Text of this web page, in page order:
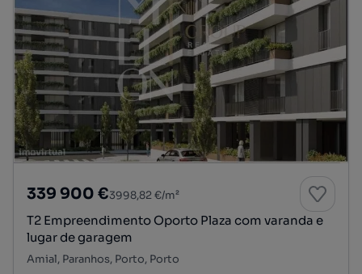
339 900 €3998,82 €/m²
T2 Empreendimento Oporto Plaza com varanda e
lugar de garagem
Amial, Paranhos, Porto, Porto